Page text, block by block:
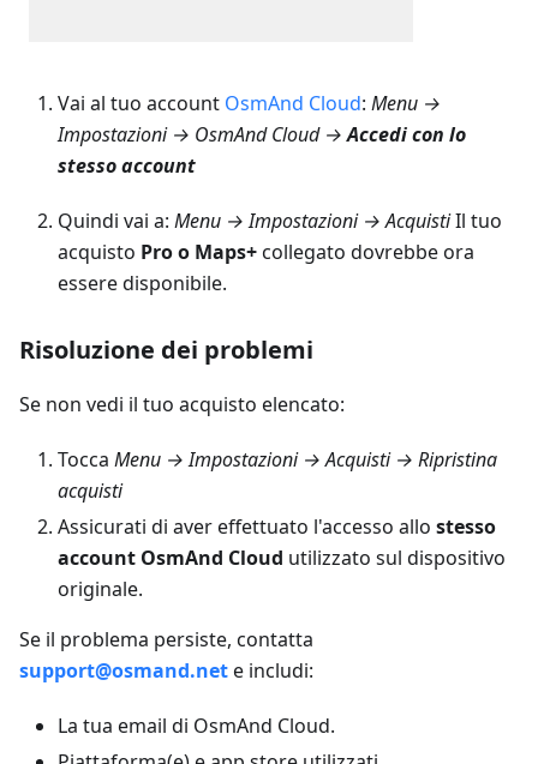
Vai al tuo account OsmAnd Cloud: Menu →
Impostazioni → OsmAnd Cloud → Accedi con lo
stesso account
Quindi vai a: Menu → Impostazioni → AcquistiIl tuo
acquisto Pro o Maps+collegato dovrebbe ora
essere disponibile.
Risoluzione dei problemi
Se non vedi il tuo acquisto elencato:
Tocca Menu → Impostazioni → Acquisti → Ripristina
acquisti
Assicurati di aver effettuato l'accesso allo stesso
account OsmAnd Cloud utilizzato sul dispositivo
originale.
Se il problema persiste, contatta
support@osmand.nete includi:
La tua email di OsmAnd Cloud.